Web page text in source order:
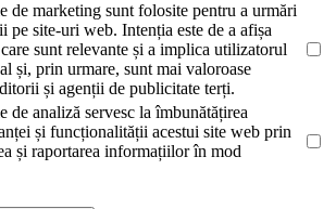
de marketing sunt folosite pentru a urmări
pe site-uri web. Intenția este de a afișa
sunt relevante și a implica utilizatorul
și, prin urmare, sunt mai valoroase
și agenții de publicitate terți.
de analiză servesc la îmbunătățirea
și funcționalității acestui site web prin
și raportarea informațiilor în mod